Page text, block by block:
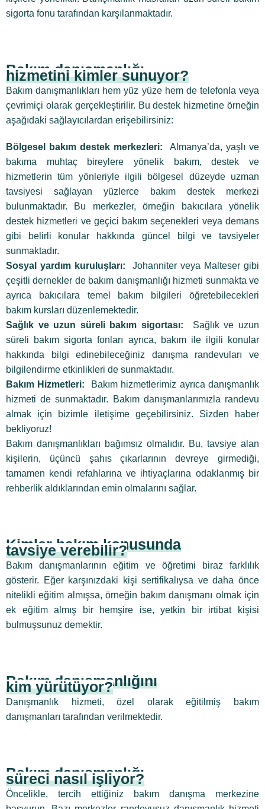
sigorta fonu tarafından karşılanmaktadır.
Bakım danışmanlığı
hizmetini kimler sunuyor?
Bakım danışmanlıkları hem yüz yüze hem de telefonla veya
çevrimiçi olarak gerçekleştirilir. Bu destek hizmetine örneğin
aşağıdaki sağlayıcılardan erişebilirsiniz:
Bölgesel bakım destek merkezleri: Almanya’da, yaşlı ve
bakıma muhtaç bireylere yönelik bakım, destek ve
hizmetlerin tüm yönleriyle ilgili bölgesel düzeyde uzman
tavsiyesi sağlayan yüzlerce bakım destek merkezi
bulunmaktadır. Bu merkezler, örneğin bakıcılara yönelik
destek hizmetleri ve geçici bakım seçenekleri veya demans
gibi belirli konular hakkında güncel bilgi ve tavsiyeler
sunmaktadır.
Sosyal yardım kuruluşları: Johanniter veya Malteser gibi
çeşitli dernekler de bakım danışmanlığı hizmeti sunmakta ve
ayrıca bakıcılara temel bakım bilgileri öğretebilecekleri
bakım kursları düzenlemektedir.
Sağlık ve uzun süreli bakım sigortası: Sağlık ve uzun
süreli bakım sigorta fonları ayrıca, bakım ile ilgili konular
hakkında bilgi edinebileceğiniz danışma randevuları ve
bilgilendirme etkinlikleri de sunmaktadır.
Bakım Hizmetleri: Bakım hizmetlerimiz ayrıca danışmanlık
hizmeti de sunmaktadır. Bakım danışmanlarımızla randevu
almak için bizimle iletişime geçebilirsiniz. Sizden haber
bekliyoruz!
Bakım danışmanlıkları bağımsız olmalıdır. Bu, tavsiye alan
kişilerin, üçüncü şahıs çıkarlarının devreye girmediği,
tamamen kendi refahlarına ve ihtiyaçlarına odaklanmış bir
rehberlik aldıklarından emin olmalarını sağlar.
Kimler bakım konusunda
tavsiye verebilir?
Bakım danışmanlarının eğitim ve öğretimi biraz farklılık
gösterir. Eğer karşınızdaki kişi sertifikalıysa ve daha önce
nitelikli eğitim almışsa, örneğin bakım danışmanı olmak için
ek eğitim almış bir hemşire ise, yetkin bir irtibat kişisi
bulmuşsunuz demektir.
Bakım danışmanlığını
kim yürütüyor?
Danışmanlık hizmeti, özel olarak eğitilmiş bakım
danışmanları tarafından verilmektedir.
Bakım danışmanlığı
süreci nasıl işliyor?
Öncelikle, tercih ettiğiniz bakım danışma merkezine